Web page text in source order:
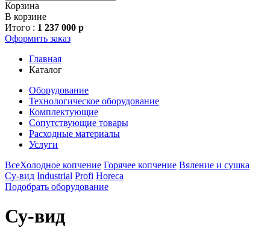
Корзина
В корзине
Итого : 1 237 000 р
Оформить заказ
Главная
Каталог
Оборудование
Технологическое оборудование
Комплектующие
Сопутствующие товары
Расходные материалы
Услуги
ВсеХолодное копчение Горячее копчение Вяление и сушка
Су-вид Industrial Profi Horeca
Подобрать оборудование
Су-вид